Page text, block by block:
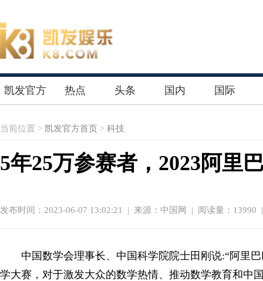
凯发官方 热点 头条 国内 国际
当前位置 > 凯发官方首页 > 科技
5年25万参赛者，2023阿里
发布时间：2023-06-07 13:02:21 | 来源：中国网 | 阅读量：
中国数学会理事长、中国科学院院士田刚说:“阿里
学大赛，对于激发大众的数学热情、推动数学教育和中